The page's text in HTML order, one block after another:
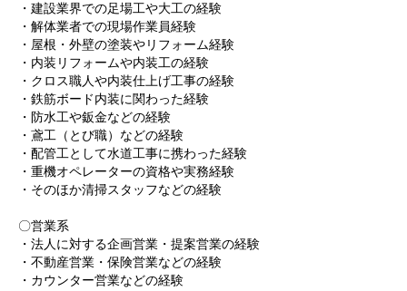
・建設業界での足場工や大工の経験
・解体業者での現場作業員経験
・屋根・外壁の塗装やリフォーム経験
・内装リフォームや内装工の経験
・クロス職人や内装仕上げ工事の経験
・鉄筋ボード内装に関わった経験
・防水工や鈑金などの経験
・鳶工（とび職）などの経験
・配管工として水道工事に携わった経験
・重機オペレーターの資格や実務経験
・そのほか清掃スタッフなどの経験
〇営業系
・法人に対する企画営業・提案営業の経験
・不動産営業・保険営業などの経験
・カウンター営業などの経験